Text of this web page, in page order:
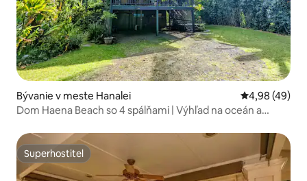
Bývanie v meste Hanalei Priemerné
4,98 (49)
Dom Haena Beach so 4 spálňami | Výhľad na oceán a
Superhostiteľ
Superhostiteľ